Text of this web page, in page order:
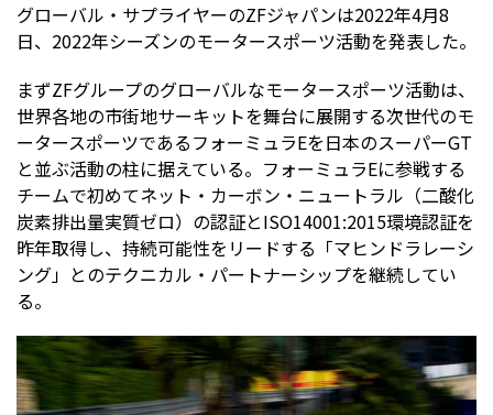
グローバル・サプライヤーのZFジャパンは2022年4月8
日、2022年シーズンのモータースポーツ活動を発表した。
まずZFグループのグローバルなモータースポーツ活動は、
世界各地の市街地サーキットを舞台に展開する次世代のモ
ータースポーツであるフォーミュラEを日本のスーパーGT
と並ぶ活動の柱に据えている。フォーミュラEに参戦する
チームで初めてネット・カーボン・ニュートラル（二酸化
炭素排出量実質ゼロ）の認証とISO14001:2015環境認証を
昨年取得し、持続可能性をリードする「マヒンドラレーシ
ング」とのテクニカル・パートナーシップを継続してい
る。